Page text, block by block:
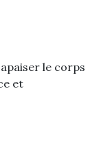
le corps
et